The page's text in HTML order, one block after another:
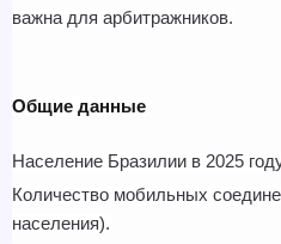
важна для арбитражников.
Общие данные
Население Бразилии в 2025
Количество мобильных
населения).